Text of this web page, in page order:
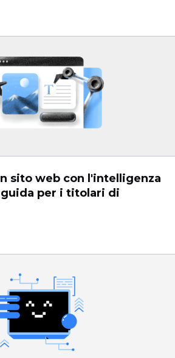
sito web con l'intelligenza
per i titolari di